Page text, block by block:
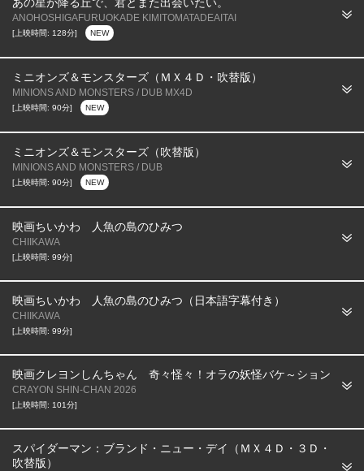
あの星が降る丘で、君とまた出会いたい。
ANOHOSHIGAFURUOKADE KIMITOMATADEAITAI
[上映時間: 128分] NEW
ミニオンズ＆モンスターズ（ＭＸ４Ｄ・吹替版）
MINIONS AND MONSTERS / DUB MX4D
[上映時間: 90分] NEW
ミニオンズ＆モンスターズ（吹替版）
MINIONS AND MONSTERS / DUB
[上映時間: 90分] NEW
映画ちいかわ 人魚の島のひみつ
CHIIKAWA
[上映時間: 99分]
映画ちいかわ 人魚の島のひみつ（日本語字幕付き）
CHIIKAWA
[上映時間: 99分]
映画クレヨンしんちゃん 奇々怪々！オラの妖怪バケ～ション
CRAYON SHIN-CHAN 2026
[上映時間: 101分]
スパイダーマン：ブランド・ニュー・デイ（ＭＸ４Ｄ・３Ｄ・
吹替版）